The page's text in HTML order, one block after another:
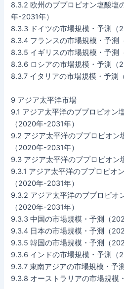
8.3.2 欧州のブプロピオン塩酸塩
年-2031年）
8.3.3 ドイツの市場規模・予測（
8.3.4 フランスの市場規模・予測
8.3.5 イギリスの市場規模・予測
8.3.6 ロシアの市場規模・予測（
8.3.7 イタリアの市場規模・予測
9 アジア太平洋市場
9.1 アジア太平洋のブプロピオン
（2020年-2031年）
9.2 アジア太平洋のブプロピオン
（2020年-2031年）
9.3 アジア太平洋のブプロピオン
9.3.1 アジア太平洋のブプロピオ
（2020年-2031年）
9.3.2 アジア太平洋のブプロピオ
（2020年-2031年）
9.3.3 中国の市場規模・予測（
9.3.4 日本の市場規模・予測（
9.3.5 韓国の市場規模・予測（
9.3.6 インドの市場規模・予測（
9.3.7 東南アジアの市場規模・予
9.3.8 オーストラリアの市場規模